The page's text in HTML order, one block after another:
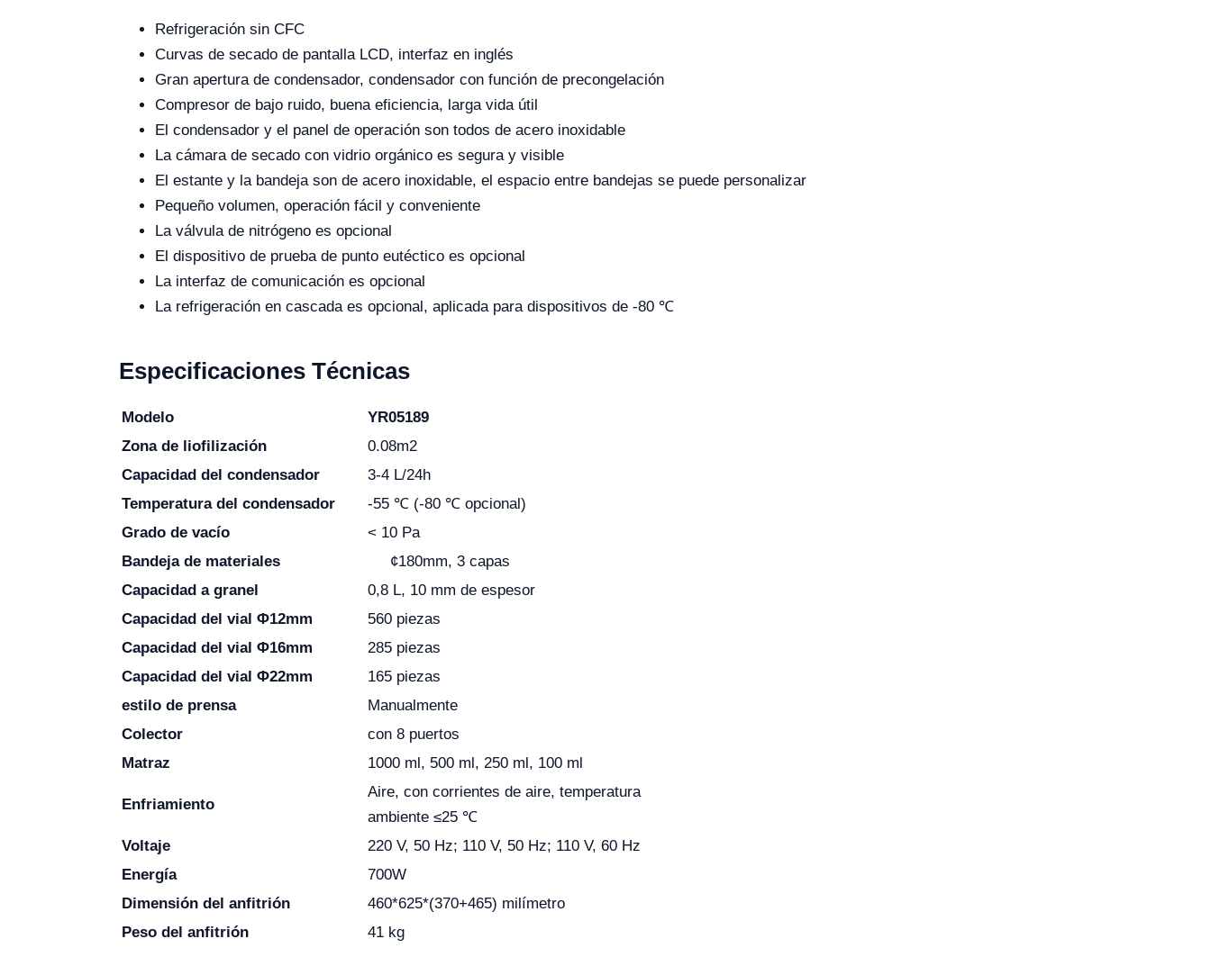
Refrigeración sin CFC
Curvas de secado de pantalla LCD, interfaz en inglés
Gran apertura de condensador, condensador con función de precongelación
Compresor de bajo ruido, buena eficiencia, larga vida útil
El condensador y el panel de operación son todos de acero inoxidable
La cámara de secado con vidrio orgánico es segura y visible
El estante y la bandeja son de acero inoxidable, el espacio entre bandejas se puede personalizar
Pequeño volumen, operación fácil y conveniente
La válvula de nitrógeno es opcional
El dispositivo de prueba de punto eutéctico es opcional
La interfaz de comunicación es opcional
La refrigeración en cascada es opcional, aplicada para dispositivos de -80 ℃
Especificaciones Técnicas
Modelo
YR05189
Zona de liofilización
0.08m2
Capacidad del condensador
3-4 L/24h
Temperatura del condensador
-55 ℃ (-80 ℃ opcional)
Grado de vacío
< 10 Pa
Bandeja de materiales
¢180mm, 3 capas
Capacidad a granel
0,8 L, 10 mm de espesor
Capacidad del vial Φ12mm
560 piezas
Capacidad del vial Φ16mm
285 piezas
Capacidad del vial Φ22mm
165 piezas
estilo de prensa
Manualmente
Colector
con 8 puertos
Matraz
1000 ml, 500 ml, 250 ml, 100 ml
Enfriamiento
Aire, con corrientes de aire, temperatura
ambiente ≤25 ℃
Voltaje
220 V, 50 Hz; 110 V, 50 Hz; 110 V, 60 Hz
Energía
700W
Dimensión del anfitrión
460*625*(370+465) milímetro
Peso del anfitrión
41 kg